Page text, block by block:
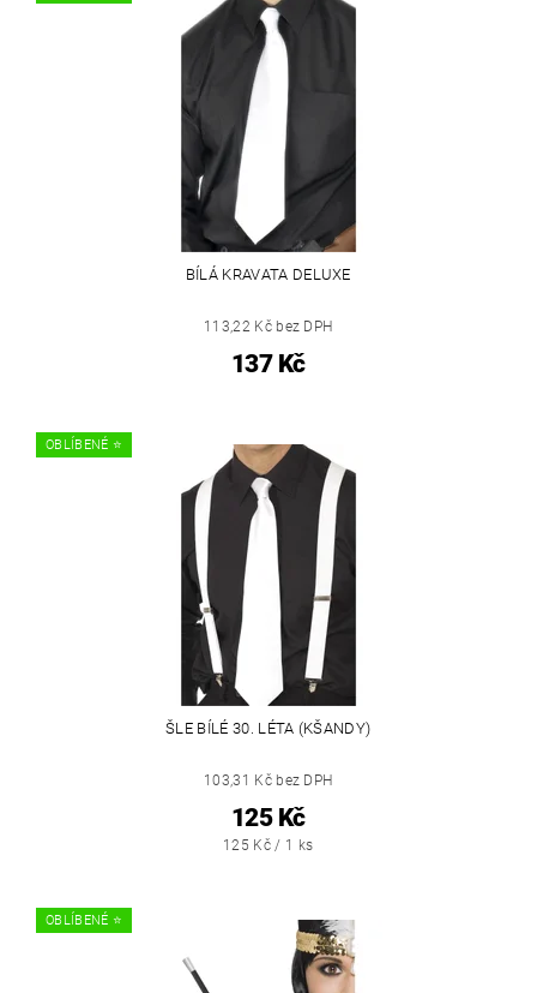
BÍLÁ KRAVATA DELUXE
113,22 Kč bez DPH
137 Kč
OBLÍBENÉ ⭐️
ŠLE BÍLÉ 30. LÉTA (KŠANDY)
103,31 Kč bez DPH
125 Kč
125 Kč / 1 ks
OBLÍBENÉ ⭐️